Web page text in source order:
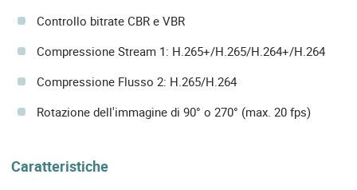
Controllo bitrate CBR e VBR
Compressione Stream 1: H.265+/H.265/H.264+/H.264
Compressione Flusso 2: H.265/H.264
Rotazione dell'immagine di 90° o 270° (max. 20 fps)
Caratteristiche